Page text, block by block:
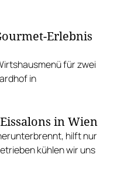
Erlebnis
für zwei
in
in Wien
hilft nur
kühlen wir uns